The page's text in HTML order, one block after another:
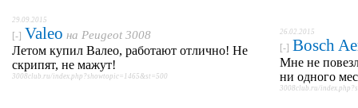
29.09.2015
[-] Valeo на Peugeot 3008
Летом купил Валео, работают отлично! Не
скрипят, не мажут!
3008club.ru/index.php?showtopic=1465&st=500
26.02.2015
[-] Bosch
Мне не
ни одного
3008club.ru/